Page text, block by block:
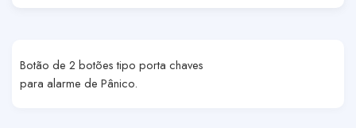
Botão de 2 botões tipo porta chaves
para alarme de Pânico.